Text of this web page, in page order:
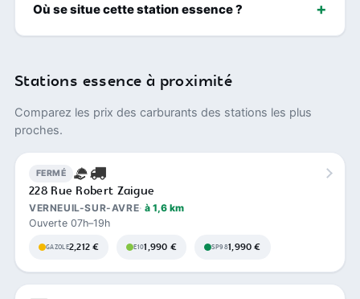
Où se situe cette station essence ?
Stations essence à proximité
Comparez les prix des carburants des stations les plus
proches.
FERMÉ
228 Rue Robert Zaigue
VERNEUIL-SUR-AVRE à 1,6 km
Ouverte 07h–19h
GAZOLE2,212 € E101,990 € SP981,990 €